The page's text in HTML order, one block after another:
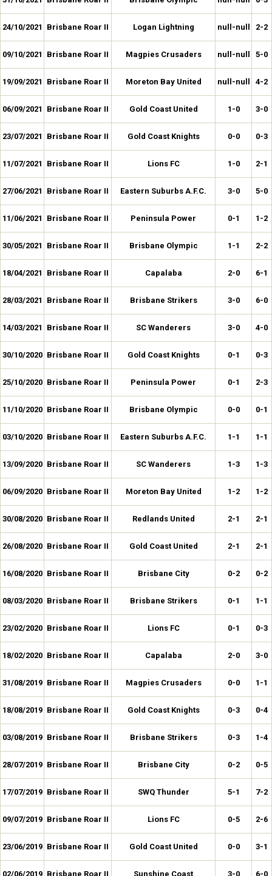
24/10/2021 Brisbane Roar II Logan Lightning null-null 2-2
09/10/2021 Brisbane Roar II Magpies Crusaders null-null 5-0
19/09/2021 Brisbane Roar II Moreton Bay United null-null 4-2
06/09/2021 Brisbane Roar II Gold Coast United 1-0 3-0
23/07/2021 Brisbane Roar II Gold Coast Knights 0-0 0-3
11/07/2021 Brisbane Roar II Lions FC 1-0 2-1
27/06/2021 Brisbane Roar II Eastern Suburbs A.F.C. 3-0 5-0
11/06/2021 Brisbane Roar II Peninsula Power 0-1 1-2
30/05/2021 Brisbane Roar II Brisbane Olympic 1-1 2-2
18/04/2021 Brisbane Roar II Capalaba 2-0 6-1
28/03/2021 Brisbane Roar II Brisbane Strikers 3-0 6-0
14/03/2021 Brisbane Roar II SC Wanderers 3-0 4-0
30/10/2020 Brisbane Roar II Gold Coast Knights 0-1 0-3
25/10/2020 Brisbane Roar II Peninsula Power 0-1 2-3
11/10/2020 Brisbane Roar II Brisbane Olympic 0-0 0-1
03/10/2020 Brisbane Roar II Eastern Suburbs A.F.C. 1-1 1-1
13/09/2020 Brisbane Roar II SC Wanderers 1-3 1-3
06/09/2020 Brisbane Roar II Moreton Bay United 1-2 1-2
30/08/2020 Brisbane Roar II Redlands United 2-1 2-1
26/08/2020 Brisbane Roar II Gold Coast United 2-1 2-1
16/08/2020 Brisbane Roar II Brisbane City 0-2 0-2
08/03/2020 Brisbane Roar II Brisbane Strikers 0-1 1-1
23/02/2020 Brisbane Roar II Lions FC 0-1 0-3
18/02/2020 Brisbane Roar II Capalaba 2-0 3-0
31/08/2019 Brisbane Roar II Magpies Crusaders 0-0 1-1
18/08/2019 Brisbane Roar II Gold Coast Knights 0-3 0-4
03/08/2019 Brisbane Roar II Brisbane Strikers 0-3 1-4
28/07/2019 Brisbane Roar II Brisbane City 0-2 0-5
17/07/2019 Brisbane Roar II SWQ Thunder 5-1 7-2
09/07/2019 Brisbane Roar II Lions FC 0-5 2-6
23/06/2019 Brisbane Roar II Gold Coast United 0-0 3-1
02/06/2019 Brisbane Roar II Sunshine Coast 3-0 6-0